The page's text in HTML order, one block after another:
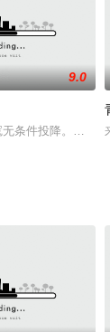
9.0
无条件投降。羊角